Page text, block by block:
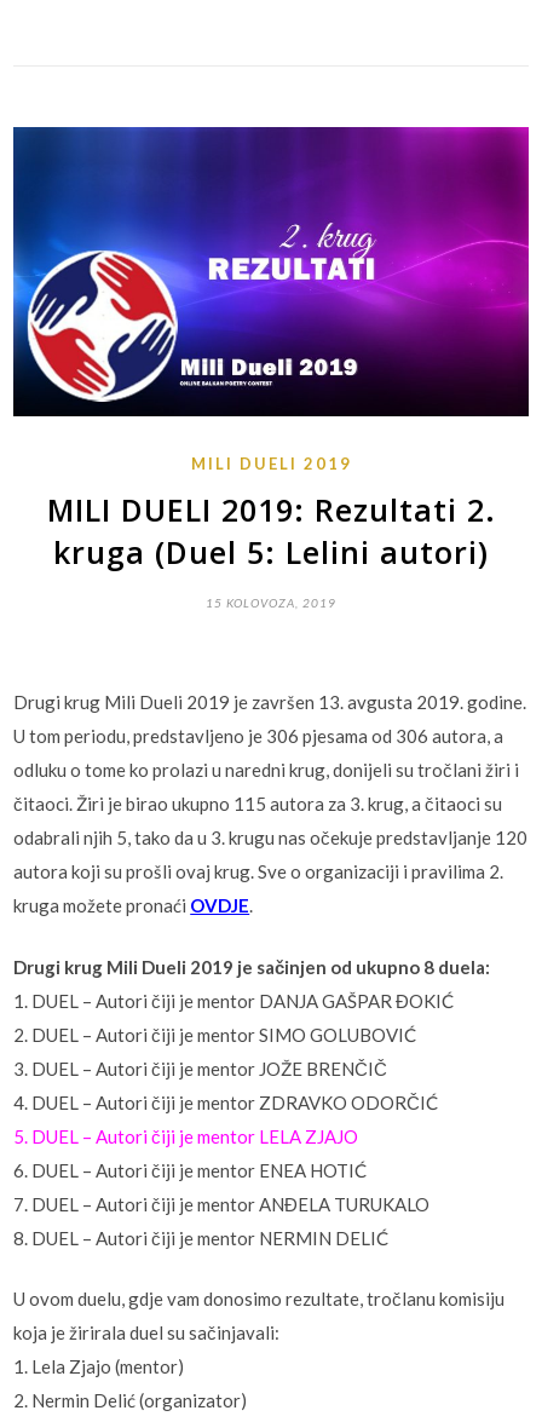
MILI DUELI 2019
MILI DUELI 2019: Rezultati 2.
kruga (Duel 5: Lelini autori)
15 KOLOVOZA, 2019
Drugi krug Mili Dueli 2019 je završen 13. avgusta 2019. godine.
U tom periodu, predstavljeno je 306 pjesama od 306 autora, a
odluku o tome ko prolazi u naredni krug, donijeli su tročlani žiri i
čitaoci. Žiri je birao ukupno 115 autora za 3. krug, a čitaoci su
odabrali njih 5, tako da u 3. krugu nas očekuje predstavljanje 120
autora koji su prošli ovaj krug. Sve o organizaciji i pravilima 2.
kruga možete pronaći OVDJE.
Drugi krug Mili Dueli 2019 je sačinjen od ukupno 8 duela:
1. DUEL – Autori čiji je mentor DANJA GAŠPAR ĐOKIĆ
2. DUEL – Autori čiji je mentor SIMO GOLUBOVIĆ
3. DUEL – Autori čiji je mentor JOŽE BRENČIČ
4. DUEL – Autori čiji je mentor ZDRAVKO ODORČIĆ
5. DUEL – Autori čiji je mentor LELA ZJAJO
6. DUEL – Autori čiji je mentor ENEA HOTIĆ
7. DUEL – Autori čiji je mentor ANĐELA TURUKALO
8. DUEL – Autori čiji je mentor NERMIN DELIĆ
U ovom duelu, gdje vam donosimo rezultate, tročlanu komisiju
koja je žirirala duel su sačinjavali:
1. Lela Zjajo (mentor)
2. Nermin Delić (organizator)